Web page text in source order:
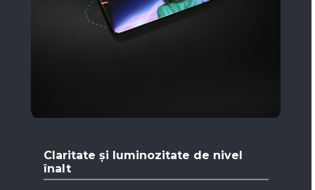
Claritate și luminozitate de nivel
înalt